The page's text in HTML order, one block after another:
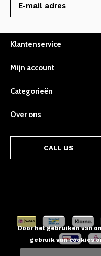
Klantenservice
Mijn account
Categorieën
Over ons
CALL US
Door het gebruiken van
gebruik van cookies